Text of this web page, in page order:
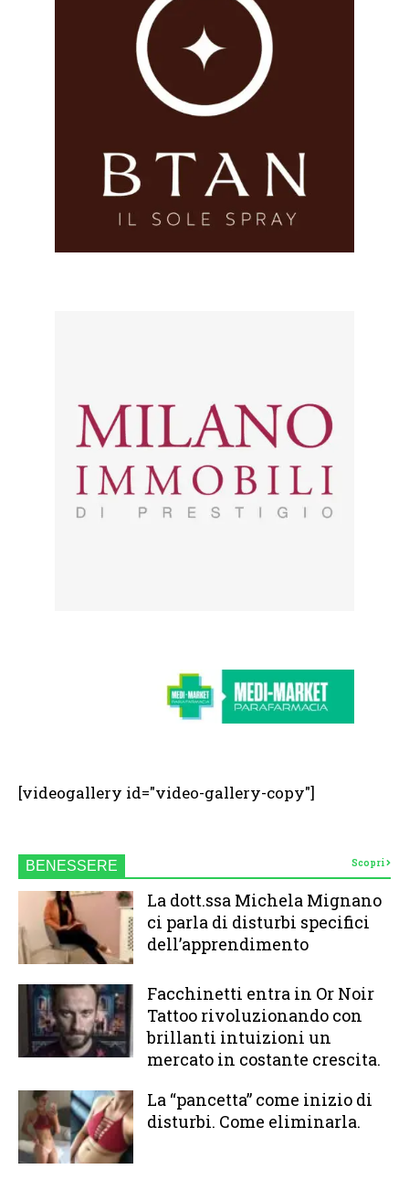
[videogallery id="video-gallery-copy"]
BENESSERE Scopri
La dott.ssa Michela Mignano
ci parla di disturbi specifici
dell’apprendimento
Facchinetti entra in Or Noir
Tattoo rivoluzionando con
brillanti intuizioni un
mercato in costante crescita.
La “pancetta” come inizio di
disturbi. Come eliminarla.